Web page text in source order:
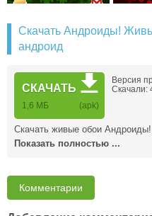
Скачать Андроиды!
андроид
СКАЧАТЬ
1,6 MБ (apk)
Версия
Скачали:
Скачать живые обои
Показать полностью ...
Комментарии